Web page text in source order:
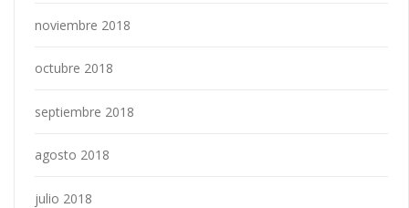
noviembre 2018
octubre 2018
septiembre 2018
agosto 2018
julio 2018